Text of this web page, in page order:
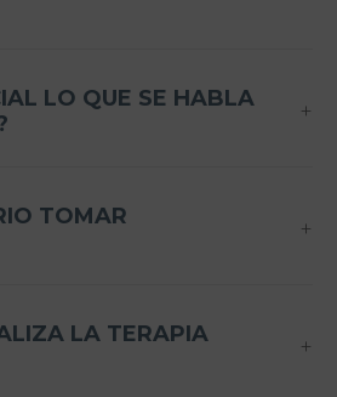
LO QUE SE HABLA
TOMAR
LA TERAPIA